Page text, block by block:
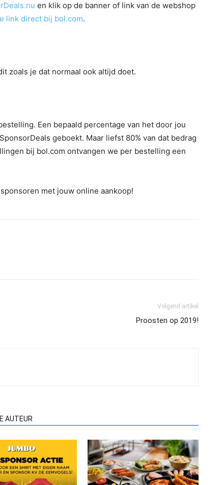
en klik op de banner of link van de webshop
link direct bij bol.com.
zoals je dat normaal ook altijd doet.
Een bepaald percentage van het door jou
geboekt. Maar liefst 80% van dat bedrag
bij bol.com ontvangen we per bestelling een
met jouw online aankoop!
Volgend artikel
Proosten op 2019!
AUTEUR